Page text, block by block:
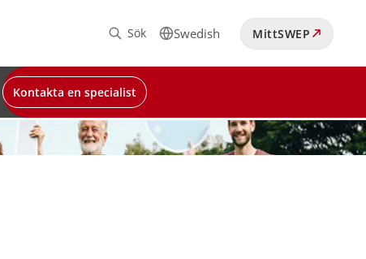
Sök Swedish MittSWEP
Kontakta en specialist